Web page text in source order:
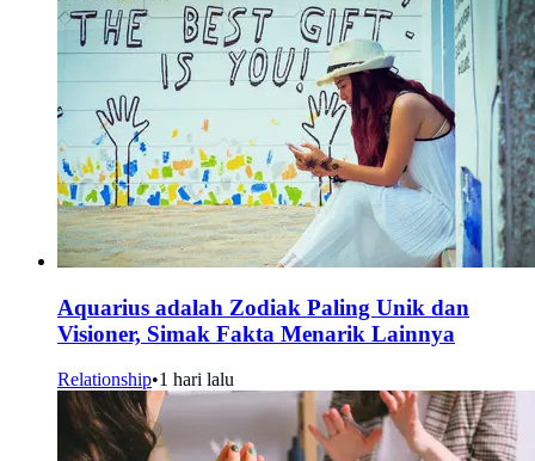
Aquarius adalah Zodiak Paling Unik dan
Visioner, Simak Fakta Menarik Lainnya
Relationship•1 hari lalu